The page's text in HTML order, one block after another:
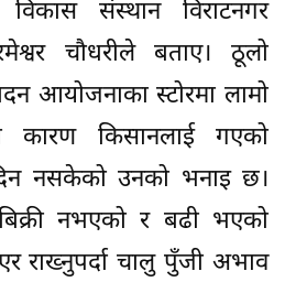
संस्थान विराटनगर
चौधरीले बताए। ठूलो
आयोजनाका स्टोरमा लामो
कारण किसानलाई गएको
नसकेको उनको भनाइ छ।
नभएको र बढी भएको
राख्नुपर्दा चालु पुँजी अभाव